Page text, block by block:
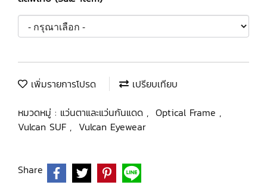
เพิ่มรายการโปรด
เปรียบเทียบ
หมวดหมู่ : แว่นตาและแว่นกันแดด , Optical Frame ,
Vulcan SUF , Vulcan Eyewear
Share